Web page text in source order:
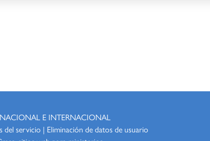
E INTERNACIONAL
del servicio | Eliminación de datos de usuario